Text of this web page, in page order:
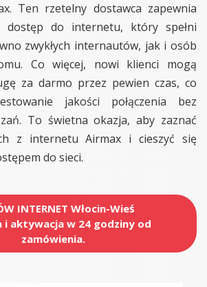
Ten rzetelny dostawca zapewnia
do internetu, który spełni
zwykłych internautów, jak i osób
Co więcej, nowi klienci mogą
za darmo przez pewien czas, co
jakości połączenia bez
To świetna okazja, aby zaznać
z internetu Airmax i cieszyć się
do sieci.
INTERNET Włocin-Wieś
i aktywacja w 24 godziny od
zamówienia.